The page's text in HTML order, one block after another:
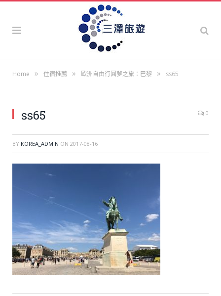
Home » 住宿推薦 » 歐洲自由行圓夢之旅：巴黎 » ss65
ss65 0
BY KOREA_ADMIN ON 2017-08-16